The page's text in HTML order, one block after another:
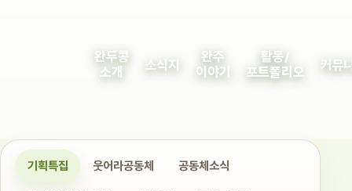
완두콩
소개
소식지
완주
이야기
활동/
포트폴리오
커뮤
기획특집 웃어라공동체 공동체소식